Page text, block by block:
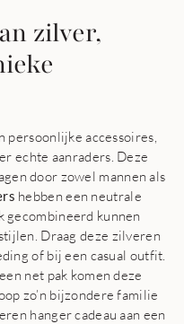
zilver,
persoonlijke accessoires,
echte aanraders. Deze
door zowel mannen als
hebben een neutrale
gecombineerd kunnen
Draag deze zilveren
of bij een casual outfit.
net pak komen deze
zo’n bijzondere familie
hanger cadeau aan een